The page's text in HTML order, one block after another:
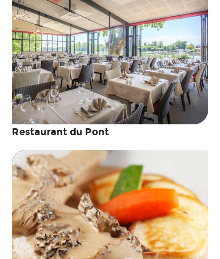
Restaurant du Pont